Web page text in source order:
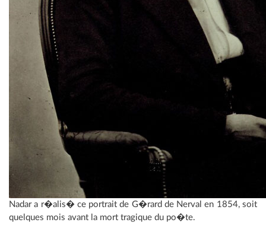
Nadar a r�alis� ce portrait de G�rard de Nerval en 1854, soit
quelques mois avant la mort tragique du po�te.